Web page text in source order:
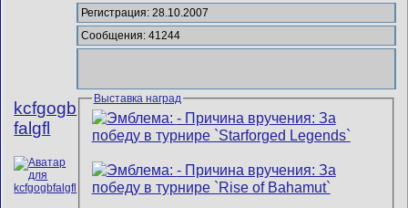
kcfgogb
falgfl
Регистрация: 28.10.2007
Сообщения: 41244
Выставка наград